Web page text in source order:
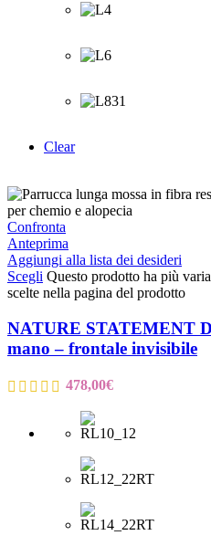
Clear
Confronta
Anteprima
Aggiungi alla lista dei desideri
Scegli Questo prodotto ha più
scelte nella pagina del prodotto
NATURE STATEMENT
mano – frontale invisibile
478,00€